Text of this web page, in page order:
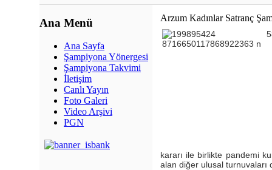
Ana Menü
Ana Sayfa
Şampiyona Yönergesi
Şampiyona Takvimi
İletişim
Canlı Yayın
Foto Galeri
Video Arşivi
PGN
Arzum Kadınlar Satranç
kararı ile birlikte pandemi
alan diğer ulusal turnuvaları